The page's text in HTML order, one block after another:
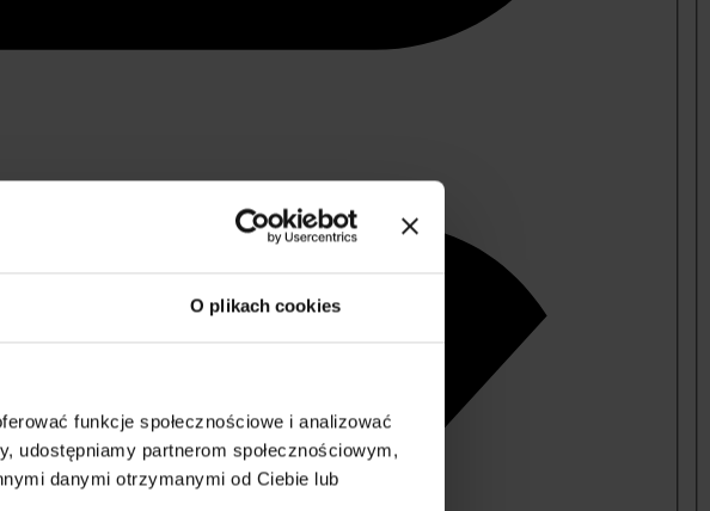
O plikach cookies
funkcje społecznościowe i analizować
udostępniamy partnerom społecznościowym,
danymi otrzymanymi od Ciebie lub